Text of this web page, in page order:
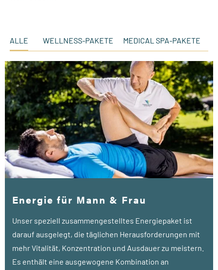
ALLE WELLNESS-PAKETE MEDICAL SPA-PAKETE
Energie für Mann & Frau
Unser speziell zusammengestelltes Energiepaket ist
darauf ausgelegt, die täglichen Herausforderungen mit
mehr Vitalität, Konzentration und Ausdauer zu meistern.
Es enthält eine ausgewogene Kombination an